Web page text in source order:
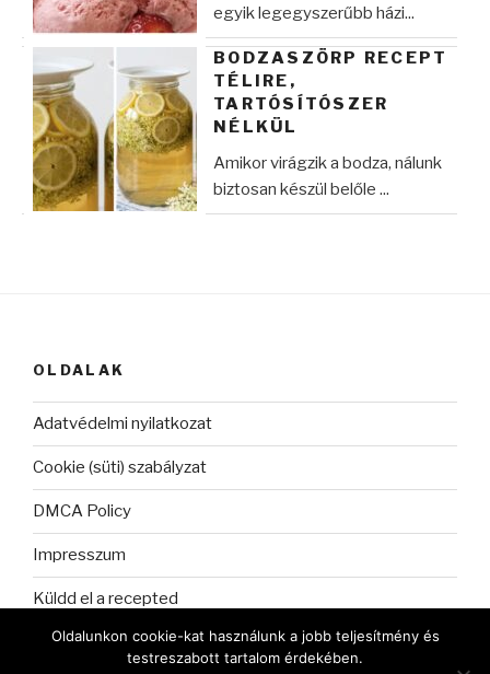
egyik legegyszerűbb házi...
BODZASZÖRP RECEPT
TÉLIRE,
TARTÓSÍTÓSZER
NÉLKÜL
Amikor virágzik a bodza, nálunk
biztosan készül belőle ...
OLDALAK
Adatvédelmi nyilatkozat
Cookie (süti) szabályzat
DMCA Policy
Impresszum
Küldd el a recepted
Oldalunkon cookie-kat használunk a jobb teljesítmény és
testreszabott tartalom érdekében.